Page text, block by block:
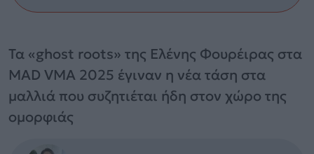
Τα «ghost roots» της Ελένης Φουρέιρας στα
MAD VMA 2025 έγιναν η νέα τάση στα
μαλλιά που συζητιέται ήδη στον χώρο της
ομορφιάς